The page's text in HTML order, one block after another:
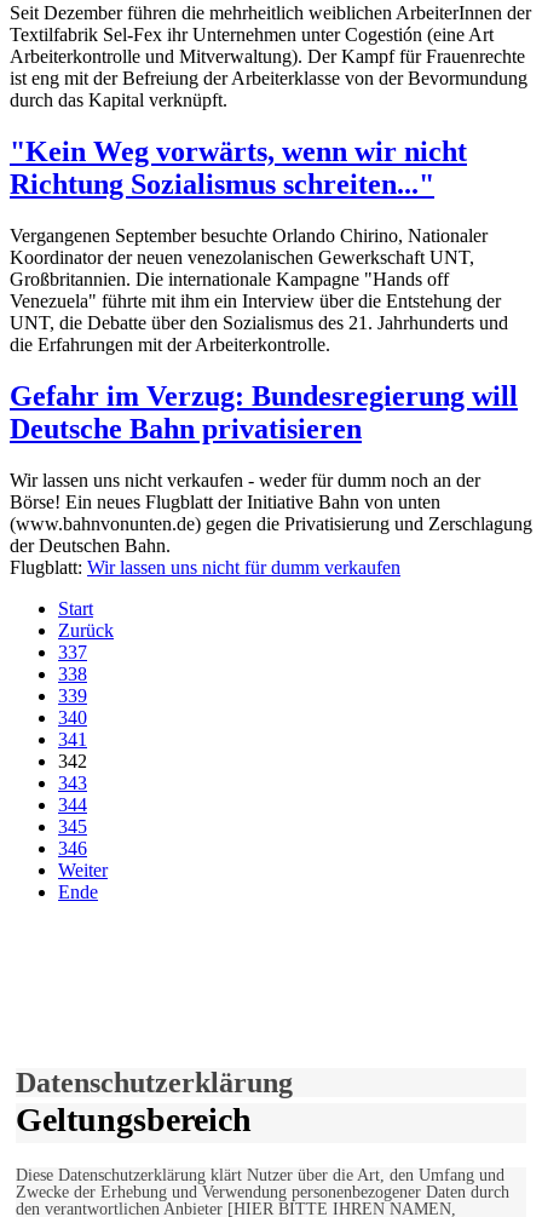
Seit Dezember führen die mehrheitlich weiblichen ArbeiterInnen der
Textilfabrik Sel-Fex ihr Unternehmen unter Cogestión (eine Art
Arbeiterkontrolle und Mitverwaltung). Der Kampf für Frauenrechte
ist eng mit der Befreiung der Arbeiterklasse von der Bevormundung
durch das Kapital verknüpft.
"Kein Weg vorwärts, wenn wir nicht
Richtung Sozialismus schreiten..."
Vergangenen September besuchte Orlando Chirino, Nationaler
Koordinator der neuen venezolanischen Gewerkschaft UNT,
Großbritannien. Die internationale Kampagne "Hands off
Venezuela" führte mit ihm ein Interview über die Entstehung der
UNT, die Debatte über den Sozialismus des 21. Jahrhunderts und
die Erfahrungen mit der Arbeiterkontrolle.
Gefahr im Verzug: Bundesregierung will
Deutsche Bahn privatisieren
Wir lassen uns nicht verkaufen - weder für dumm noch an der
Börse! Ein neues Flugblatt der Initiative Bahn von unten
(www.bahnvonunten.de) gegen die Privatisierung und Zerschlagung
der Deutschen Bahn.
Flugblatt: Wir lassen uns nicht für dumm verkaufen
Start
Zurück
337
338
339
340
341
342
343
344
345
346
Weiter
Ende
Datenschutzerklärung
Geltungsbereich
Diese Datenschutzerklärung klärt Nutzer über die Art, den Umfang und
Zwecke der Erhebung und Verwendung personenbezogener Daten durch
den verantwortlichen Anbieter [HIER BITTE IHREN NAMEN,